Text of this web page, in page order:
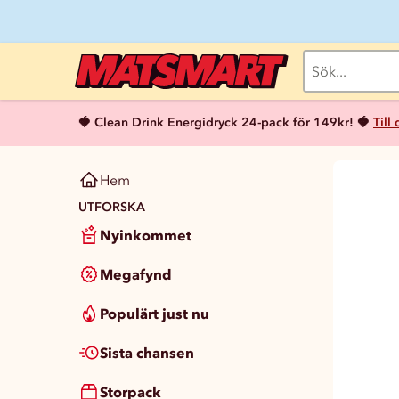
🍓 Clean Drink Energidryck 24-pack för 149kr! 🍓 Till
Hem
UTFORSKA
Nyinkommet
Megafynd
Populärt just nu
Sista chansen
Storpack